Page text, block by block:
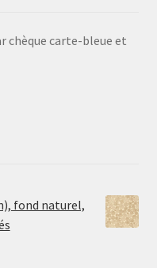
chèque carte-bleue et
fond naturel,